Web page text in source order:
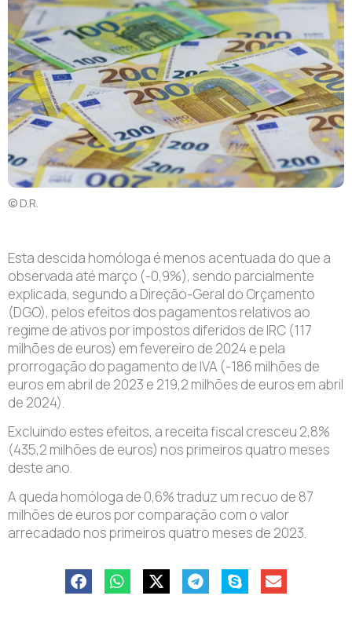
© D.R.
Esta descida homóloga é menos acentuada do que a
observada até março (-0,9%), sendo parcialmente
explicada, segundo a Direção-Geral do Orçamento
(DGO), pelos efeitos dos pagamentos relativos ao
regime de ativos por impostos diferidos de IRC (117
milhões de euros) em fevereiro de 2024 e pela
prorrogação do pagamento de IVA (-186 milhões de
euros em abril de 2023 e 219,2 milhões de euros em abril
de 2024).
Excluindo estes efeitos, a receita fiscal cresceu 2,8%
(435,2 milhões de euros) nos primeiros quatro meses
deste ano.
A queda homóloga de 0,6% traduz um recuo de 87
milhões de euros por comparação com o valor
arrecadado nos primeiros quatro meses de 2023.